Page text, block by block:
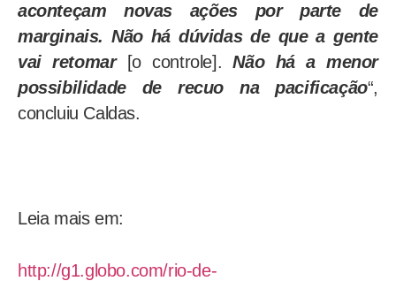
aconteçam novas ações por parte de
marginais. Não há dúvidas de que a gente
vai retomar[o controle].Não há a menor
possibilidade de recuo na pacificação“,
concluiu Caldas.
Leia mais em:
http://g1.globo.com/rio-de-